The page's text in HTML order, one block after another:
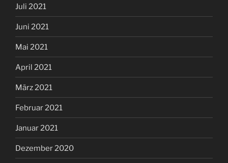
Juli 2021
Juni 2021
Mai 2021
April 2021
März 2021
Februar 2021
Januar 2021
Dezember 2020